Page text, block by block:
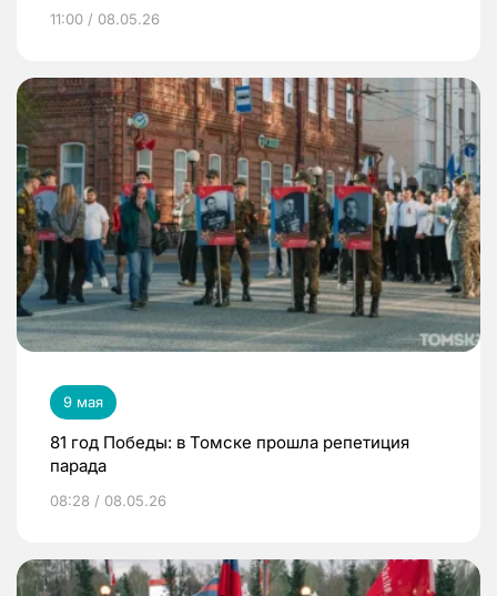
11:00 / 08.05.26
9 мая
81 год Победы: в Томске прошла репетиция
парада
08:28 / 08.05.26